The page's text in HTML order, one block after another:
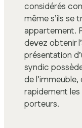
considérés
même s’ils se
appartement.
devez obtenir
présentation
syndic
de
rapidement
porteurs.